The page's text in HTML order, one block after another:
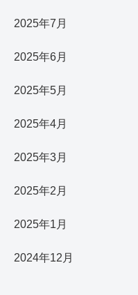
2025年7月
2025年6月
2025年5月
2025年4月
2025年3月
2025年2月
2025年1月
2024年12月